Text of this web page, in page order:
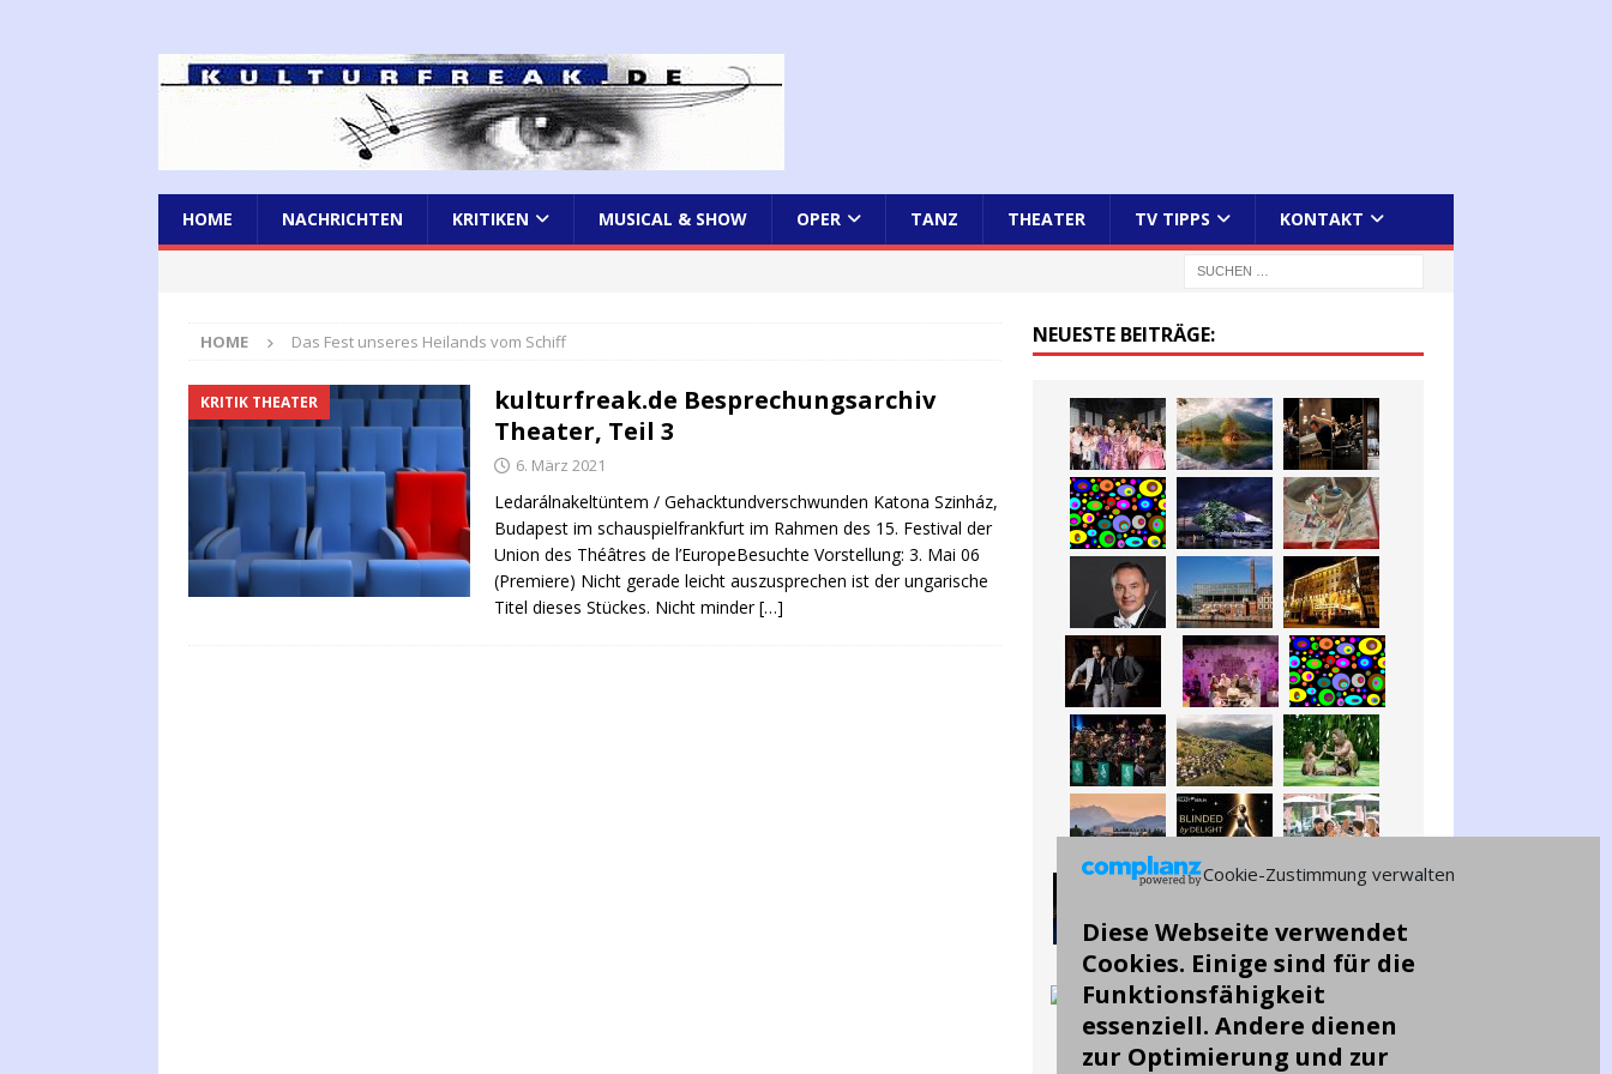
Cookie-Zustimmung verwalten
Diese Webseite verwendet
Cookies. Einige sind für die
Funktionsfähigkeit
essenziell. Andere dienen
zur Optimierung und zur
HOME NACHRICHTEN KRITIKEN MUSICAL & SHOW OPER TANZ THEATER TV TIPPS KONTAKT
HOME Das Fest unseres Heilands vom Schiff
KRITIK THEATER
kulturfreak.de Besprechungsarchiv
Theater, Teil 3
6. März 2021
Ledarálnakeltüntem / Gehacktundverschwunden Katona Szinház,
Budapest im schauspielfrankfurt im Rahmen des 15. Festival der
Union des Théâtres de l’EuropeBesuchte Vorstellung: 3. Mai 06
(Premiere) Nicht gerade leicht auszusprechen ist der ungarische
Titel dieses Stückes. Nicht minder[…]
NEUESTE BEITRÄGE: